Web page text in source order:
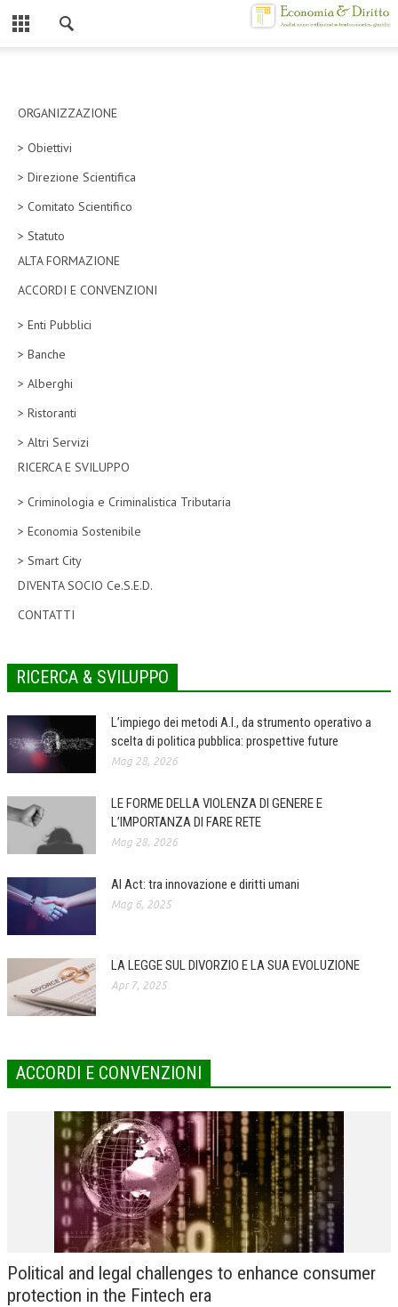
CHI SIAMO
MISSION
CONTATTI
ATTO COSTITUTIVO E STATUTO
ORGANIZZAZIONE
OBIETTIVI
DIREZIONE SCIENTIFICA
ALTA FORMAZIONE
LA RIVISTA
COMITATO EDITORIALE
PEER REVIEW
CODICE ETICO
AUTORI
COLLABORA CON NOI
CORPORATE SOCIAL RESPONSIBILITY
INTERNAZIONALIZZAZIONE
HUMAN RESOURCES
MARKETING
RISK MANAGEMENT
SVILUPPO SOSTENIBILE
PERSONA E CITTÀ
L’UMANISTA
DIRITTO PENALE D’IMPRESA
ORGANIZZAZIONE
> Obiettivi
> Direzione Scientifica
> Comitato Scientifico
> Statuto
ALTA FORMAZIONE
ACCORDI E CONVENZIONI
> Enti Pubblici
> Banche
> Alberghi
> Ristoranti
> Altri Servizi
RICERCA E SVILUPPO
> Criminologia e Criminalistica Tributaria
> Economia Sostenibile
> Smart City
DIVENTA SOCIO Ce.S.E.D.
CONTATTI
RICERCA & SVILUPPO
L’impiego dei metodi A.I., da strumento operativo a
scelta di politica pubblica: prospettive future
Mag 28, 2026
LE FORME DELLA VIOLENZA DI GENERE E
L’IMPORTANZA DI FARE RETE
Mag 28, 2026
AI Act: tra innovazione e diritti umani
Mag 6, 2025
LA LEGGE SUL DIVORZIO E LA SUA EVOLUZIONE
Apr 7, 2025
ACCORDI E CONVENZIONI
Political and legal challenges to enhance consumer
protection in the Fintech era